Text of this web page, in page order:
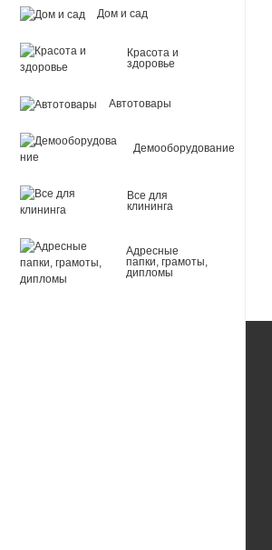
Дом и сад
Красота и
здоровье
Автотовары
Демооборудование
Все для
клининга
Адресные
папки, грамоты,
дипломы